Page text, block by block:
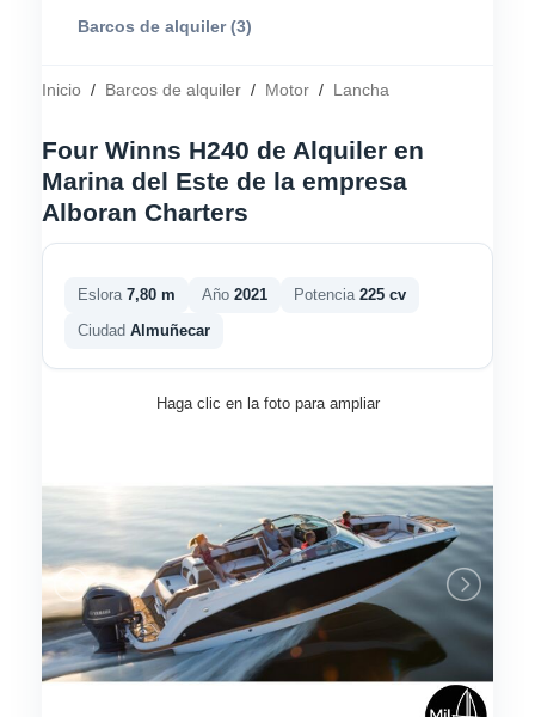
Barcos de alquiler (3)
Inicio / Barcos de alquiler / Motor / Lancha
Four Winns H240 de Alquiler en
Marina del Este de la empresa
Alboran Charters
Eslora 7,80 m Año 2021 Potencia 225 cv
Ciudad Almuñecar
Haga clic en la foto para ampliar